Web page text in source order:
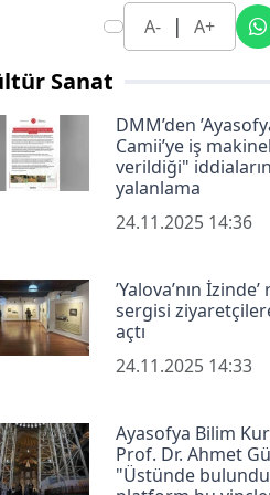
A- | A+
Sanat
DMM’den
Camii’ye iş
verildiği"
yalanlama
24.11.2025 14:36
’Yalova’nın
sergisi
açtı
24.11.2025 14:33
Ayasofya Bilim
Prof. Dr. Ahmet
"Üstünde